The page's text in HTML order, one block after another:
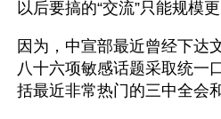
以后要搞的“交流”只能规模
因为，中宣部最近曾经下达
八十六项敏感话题采取统一
括最近非常热门的三中全会